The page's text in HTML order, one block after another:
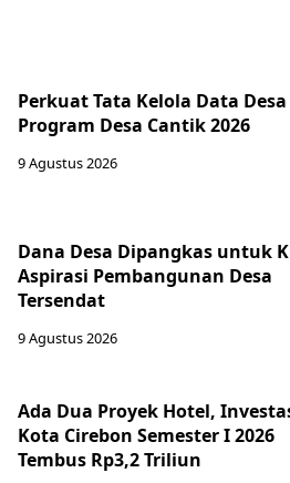
Perkuat Tata Kelola Data
Program Desa Cantik 2026
9 Agustus 2026
Dana Desa Dipangkas untuk
Aspirasi Pembangunan Desa
Tersendat
9 Agustus 2026
Ada Dua Proyek Hotel,
Kota Cirebon Semester I 2026
Tembus Rp3,2 Triliun